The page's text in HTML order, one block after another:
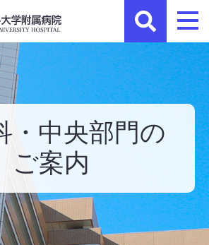
・中央部門の
ご案内